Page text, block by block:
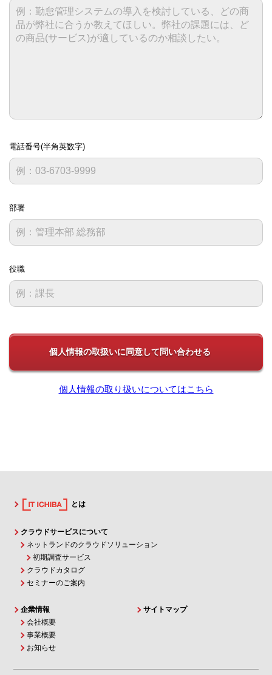
電話番号(半角英数字)
部署
役職
個人情報の取り扱いについてはこちら
とは
クラウドサービスについて
ネットランドのクラウドソリューション
初期調査サービス
クラウドカタログ
セミナーのご案内
企業情報
会社概要
事業概要
お知らせ
サイトマップ